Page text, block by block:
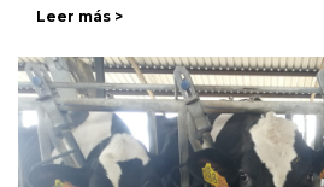
Leer más >